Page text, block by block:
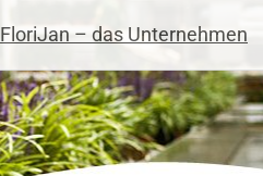
FloriJan – das Unternehmen